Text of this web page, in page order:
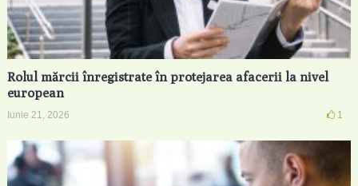
Rolul mărcii înregistrate în protejarea afacerii la nivel
european
Iunie 21, 2026 1